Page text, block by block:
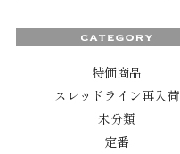
特価商品
スレッドライン再入荷
未分類
定番